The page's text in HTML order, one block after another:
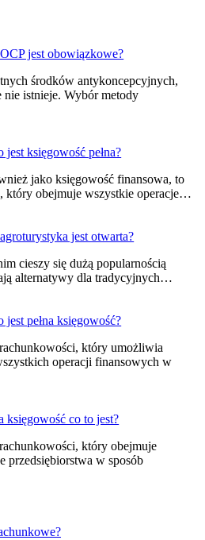
jest obowiązkowe?
środków antykoncepcyjnych,
nie istnieje. Wybór metody
jest księgowość pełna?
jako księgowość finansowa, to
który obejmuje wszystkie operacje…
jest otwarta?
cieszy się dużą popularnością
alternatywy dla tradycyjnych…
jest pełna księgowość?
który umożliwia
operacji finansowych w
księgowość co to jest?
który obejmuje
przedsiębiorstwa w sposób